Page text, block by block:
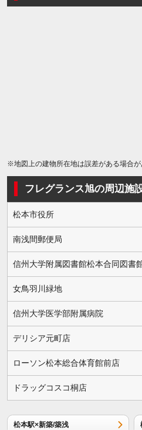
※地図上の建物所在地は誤差がある場合
フレグランス旭の周辺施
松本市役所
南浅間郵便局
信州大学附属図書館松本合同図書
女鳥羽川緑地
信州大学医学部附属病院
デリシア元町店
ローソン松本総合体育館前店
ドラッグコスコ桐店
松本駅×新築/築浅